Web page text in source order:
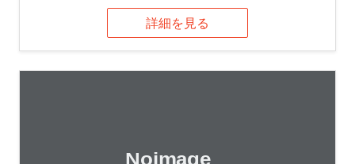
詳細を見る